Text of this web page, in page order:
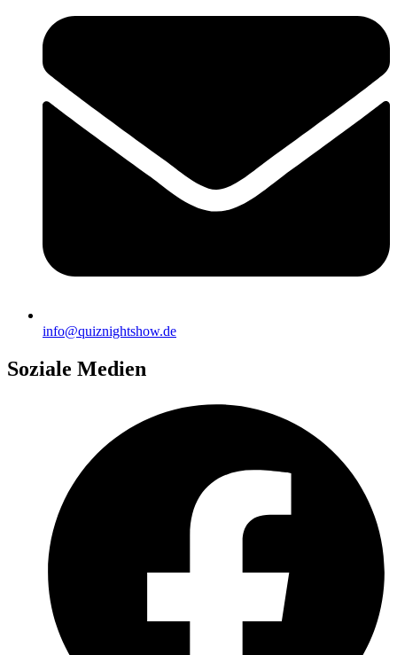
info@quiznightshow.de
Soziale Medien